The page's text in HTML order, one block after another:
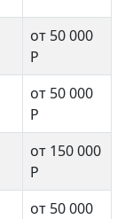
от 50 000
Р
от 50 000
Р
от 150 000
Р
от 50 000